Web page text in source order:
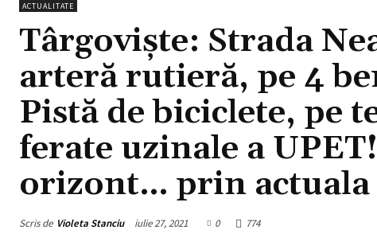
ACTUALITATE
Târgoviște: Strada
arteră rutieră, pe 4
Pistă de biciclete, pe
ferate uzinale a
orizont… prin actuala
Scris de Violeta Stanciu iulie 27, 2021 0 774